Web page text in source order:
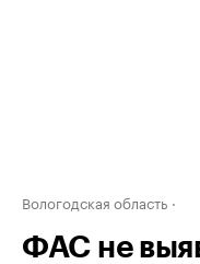
Вологодская область
ФАС не